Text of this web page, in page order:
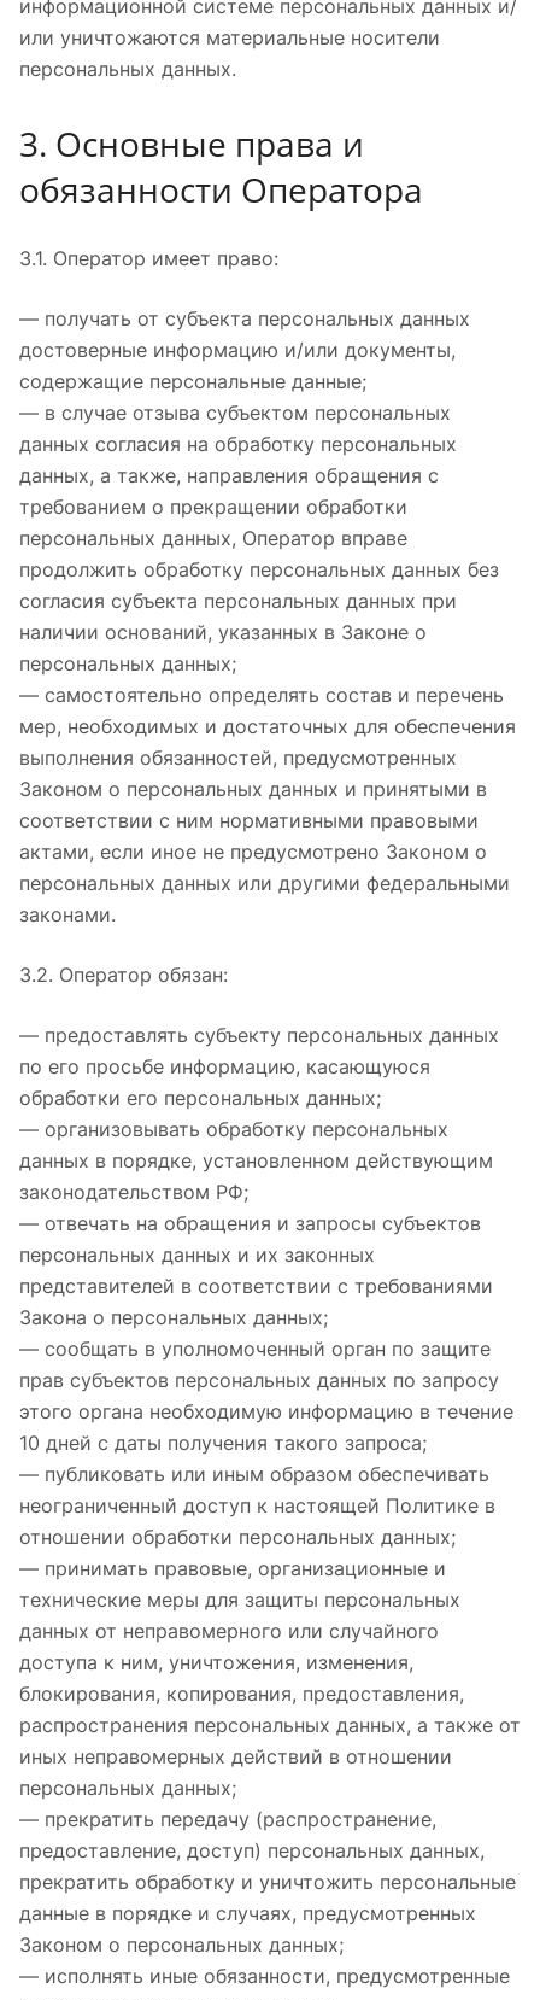
информационной системе персональных данных и/
или уничтожаются материальные носители
персональных данных.
3. Основные права и
обязанности Оператора
3.1. Оператор имеет право:
— получать от субъекта персональных данных
достоверные информацию и/или документы,
содержащие персональные данные;
— в случае отзыва субъектом персональных
данных согласия на обработку персональных
данных, а также, направления обращения с
требованием о прекращении обработки
персональных данных, Оператор вправе
продолжить обработку персональных данных без
согласия субъекта персональных данных при
наличии оснований, указанных в Законе о
персональных данных;
— самостоятельно определять состав и перечень
мер, необходимых и достаточных для обеспечения
выполнения обязанностей, предусмотренных
Законом о персональных данных и принятыми в
соответствии с ним нормативными правовыми
актами, если иное не предусмотрено Законом о
персональных данных или другими федеральными
законами.
3.2. Оператор обязан:
— предоставлять субъекту персональных данных
по его просьбе информацию, касающуюся
обработки его персональных данных;
— организовывать обработку персональных
данных в порядке, установленном действующим
законодательством РФ;
— отвечать на обращения и запросы субъектов
персональных данных и их законных
представителей в соответствии с требованиями
Закона о персональных данных;
— сообщать в уполномоченный орган по защите
прав субъектов персональных данных по запросу
этого органа необходимую информацию в течение
10 дней с даты получения такого запроса;
— публиковать или иным образом обеспечивать
неограниченный доступ к настоящей Политике в
отношении обработки персональных данных;
— принимать правовые, организационные и
технические меры для защиты персональных
данных от неправомерного или случайного
доступа к ним, уничтожения, изменения,
блокирования, копирования, предоставления,
распространения персональных данных, а также от
иных неправомерных действий в отношении
персональных данных;
— прекратить передачу (распространение,
предоставление, доступ) персональных данных,
прекратить обработку и уничтожить персональные
данные в порядке и случаях, предусмотренных
Законом о персональных данных;
— исполнять иные обязанности, предусмотренные